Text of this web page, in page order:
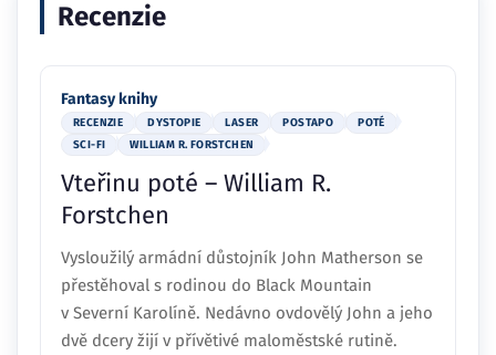
Recenzie
Fantasy knihy
RECENZIE DYSTOPIE LASER POSTAPO
POTÉ
SCI-FI
WILLIAM R. FORSTCHEN
Vteřinu poté – William R.
Forstchen
Vysloužilý armádní důstojník John Matherson se
přestěhoval s rodinou do Black Mountain
v Severní Karolíně. Nedávno ovdovělý John a jeho
dvě dcery žijí v přívětivé maloměstské rutině.